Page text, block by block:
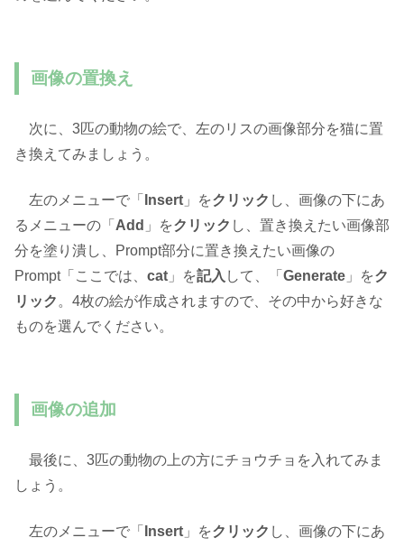
画像の置換え
次に、3匹の動物の絵で、左のリスの画像部分を猫に置
き換えてみましょう。
左のメニューで「 Insert 」をクリック し、画像の下にあ
るメニューの「 Add 」をクリック し、置き換えたい画像部
分を塗り潰し、Prompt部分に置き換えたい画像の
Prompt「ここでは、 cat 」を記入 して、「 Generate 」をク
リック 。4枚の絵が作成されますので、その中から好きな
ものを選んでください。
画像の追加
最後に、3匹の動物の上の方にチョウチョを入れてみま
しょう。
左のメニューで「 Insert 」をクリック し、画像の下にあ